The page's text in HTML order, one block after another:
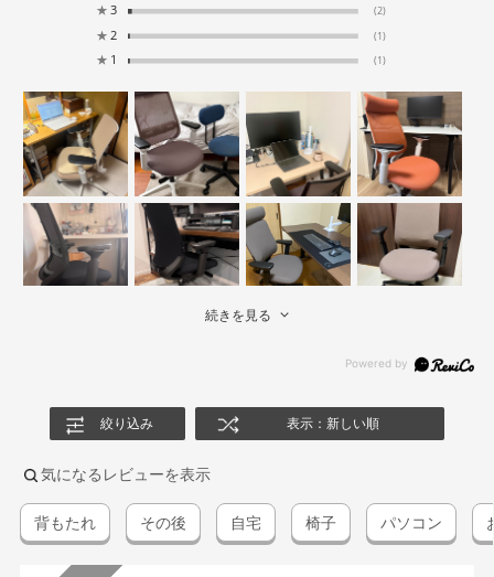
★ 3 (2)
★ 2 (1)
★ 1 (1)
続きを見る
絞り込み 表示：新しい順
気になるレビューを表示
背もたれ その後 自宅 椅子 パソコン